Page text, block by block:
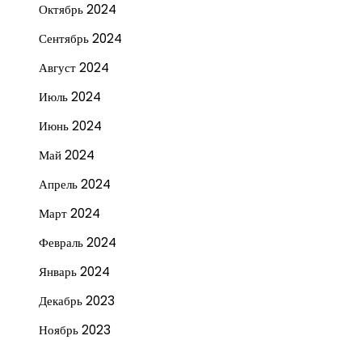
Октябрь 2024
Сентябрь 2024
Август 2024
Июль 2024
Июнь 2024
Май 2024
Апрель 2024
Март 2024
Февраль 2024
Январь 2024
Декабрь 2023
Ноябрь 2023